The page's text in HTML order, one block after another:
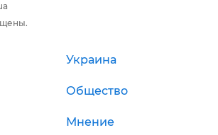
Украина
Общество
Мнение